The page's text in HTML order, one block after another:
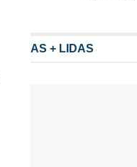
AS + LIDAS